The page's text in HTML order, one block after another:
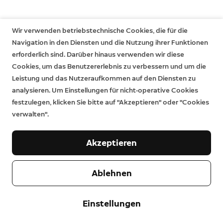
Wir verwenden betriebstechnische Cookies, die für die
Navigation in den Diensten und die Nutzung ihrer Funktionen
erforderlich sind. Darüber hinaus verwenden wir diese
Cookies, um das Benutzererlebnis zu verbessern und um die
Leistung und das Nutzeraufkommen auf den Diensten zu
analysieren. Um Einstellungen für nicht-operative Cookies
festzulegen, klicken Sie bitte auf "Akzeptieren" oder "Cookies
verwalten".
Einstellungen
Ablehnen
Akzeptieren